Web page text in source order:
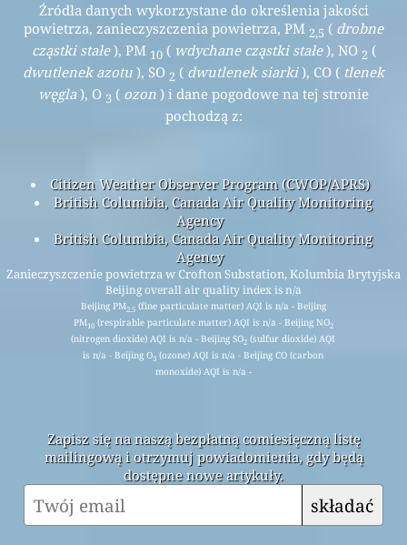
Źródła danych wykorzystane do określenia jakości
powietrza, zanieczyszczenia powietrza, PM 2,5 ( drobne
cząstki stałe), PM 10( wdychane cząstki stałe), NO 2 (
dwutlenek azotu ), SO 2 ( dwutlenek siarki), CO ( tlenek
węgla), O 3 ( ozon ) i dane pogodowe na tej stronie
pochodzą z:
Citizen Weather Observer Program (CWOP/APRS)
British Columbia, Canada Air Quality Monitoring
Agency
British Columbia, Canada Air Quality Monitoring
Agency
Zanieczyszczenie powietrza w Crofton Substation, Kolumbia Brytyjska
Beijing overall air quality index is n/a
Beijing PM2.5(fine particulate matter) AQI is n/a - Beijing
PM10(respirable particulate matter) AQI is n/a - Beijing NO2
(nitrogen dioxide) AQI is n/a - Beijing SO2 (sulfur dioxide) AQI
is n/a - Beijing O3 (ozone) AQI is n/a - Beijing CO (carbon
monoxide) AQI is n/a -
Zapisz się na naszą bezpłatną comiesięczną listę
mailingową i otrzymuj powiadomienia, gdy będą
dostępne nowe artykuły.
składać